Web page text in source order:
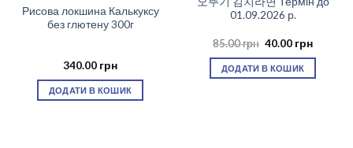
Рисова локшина Калькуксу
без глютену 300г
340.00 грн
ДОДАТИ В КОШИК
01.09.2026 р.
85.00грн Оригінальна
85.00 грн.
40.00 грн
40.00
ДОДАТИ В КОШИК